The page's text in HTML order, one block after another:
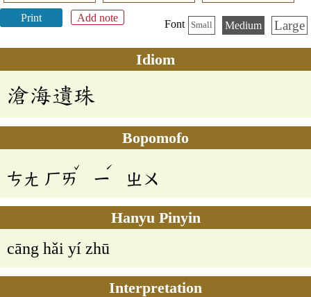
Print Add note
Font Small Medium Large
Idiom
滄海遺珠
Bopomofo
ㄘㄤ ㄏㄞ
ˇ
ㄧ
ˊ
ㄓㄨ
Hanyu Pinyin
cāng hǎi yí zhū
Interpretation